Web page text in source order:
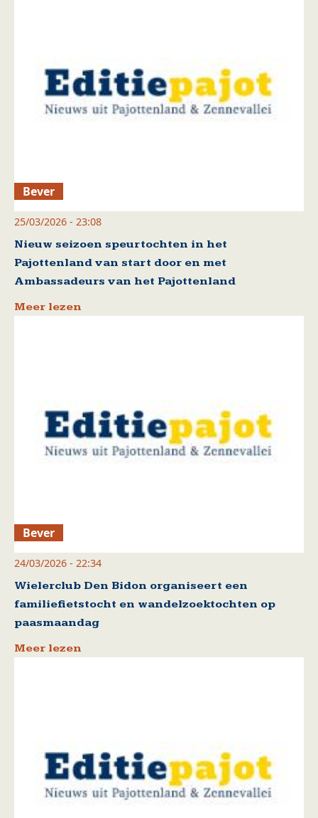
Bever
25/03/2026 - 23:08
Nieuw seizoen speurtochten in het
Pajottenland van start door en met
Ambassadeurs van het Pajottenland
Meer lezen
Bever
24/03/2026 - 22:34
Wielerclub Den Bidon organiseert een
familiefietstocht en wandelzoektochten op
paasmaandag
Meer lezen